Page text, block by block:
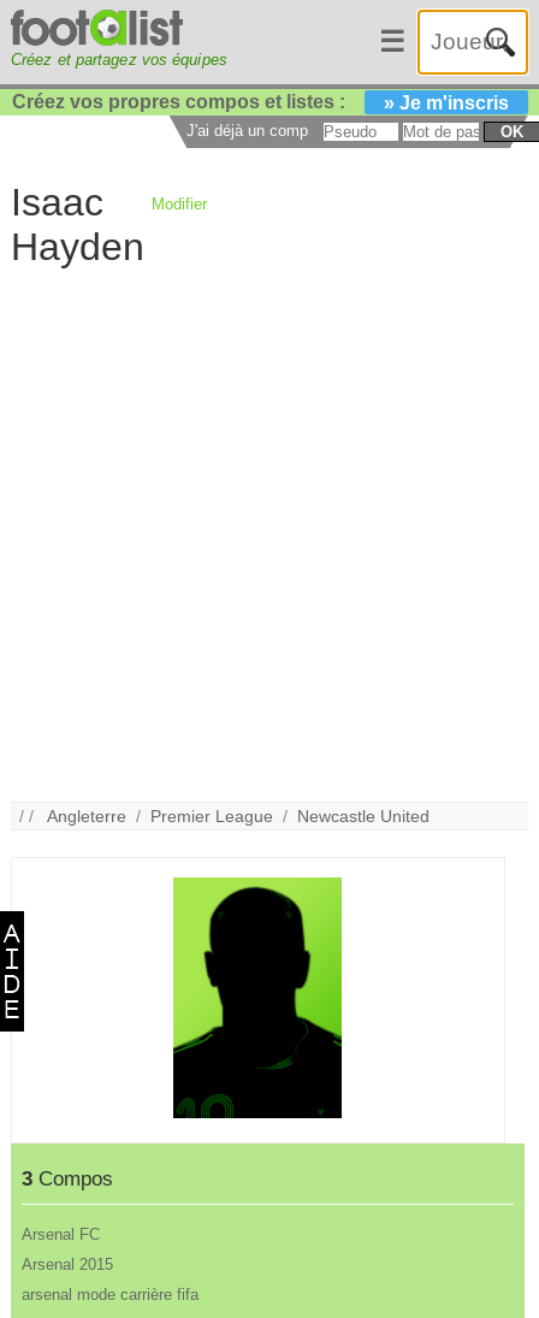
Créez et partagez vos équipes
☰
Créez vos propres compos et listes : » Je m'inscris
J'ai déjà un compte : OK
Isaac
Hayden
Modifier
/ /Angleterre / Premier League / Newcastle United
3 Compos
Arsenal FC
Arsenal 2015
arsenal mode carrière fifa